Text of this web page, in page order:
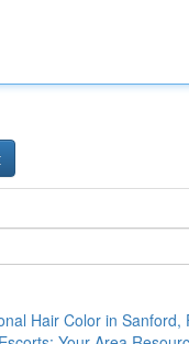
Hair Color in Sanford,